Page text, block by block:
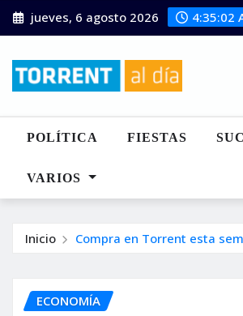
Saltar
al
jueves, 6 agosto 2026 4:35:03
POLÍTICA FIESTAS
VARIOS
Inicio Compra en Torrent esta
ECONOMÍA